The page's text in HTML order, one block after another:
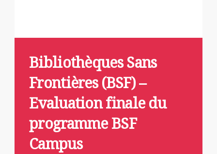
Bibliothèques Sans
Frontières (BSF) –
Evaluation finale du
programme BSF
Campus